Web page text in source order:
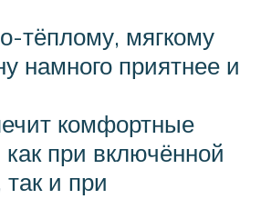
тёплому, мягкому
намного приятнее и
комфортные
при включённой
и при